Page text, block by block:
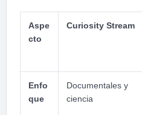
Aspe
cto
Curiosity Stream
Enfo
que
Documentales y
ciencia